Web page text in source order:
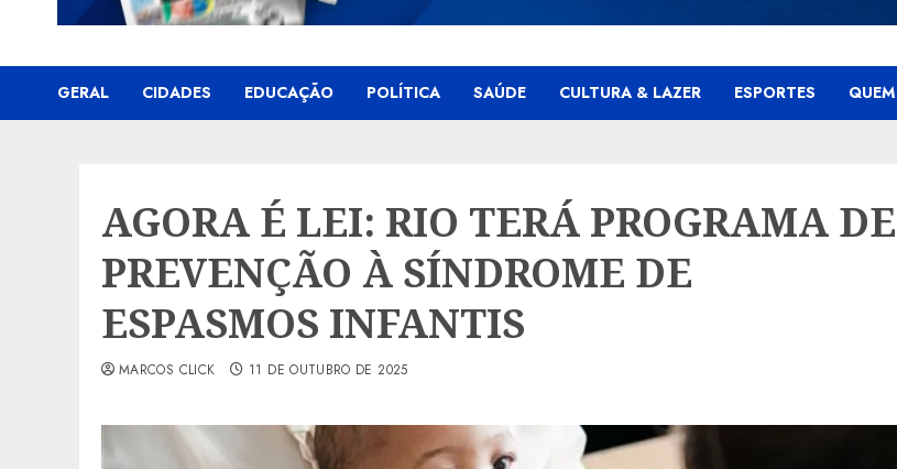
GERAL CIDADES EDUCAÇÃO POLÍTICA SAÚDE CULTURA & LAZER ESPORTES
AGORA É LEI: RIO TERÁ PROGRAMA DE
PREVENÇÃO À SÍNDROME DE
ESPASMOS INFANTIS
MARCOS CLICK 11 DE OUTUBRO DE 2025